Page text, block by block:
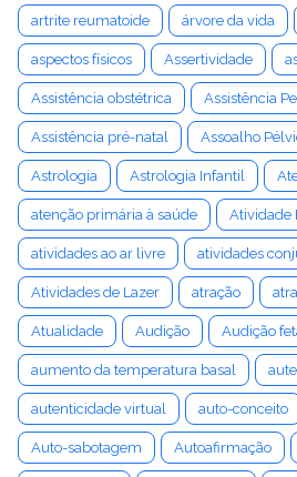
artrite reumatoide árvore da vida
aspectos físicos Assertividade
Assistência obstétrica Assistência
Assistência pré-natal Assoalho
Astrologia Astrologia Infantil
atenção primária à saúde Atividade
atividades ao ar livre atividades
Atividades de Lazer atração
Atualidade Audição Audição
aumento da temperatura basal
autenticidade virtual auto-conceito
Auto-sabotagem Autoafirmação